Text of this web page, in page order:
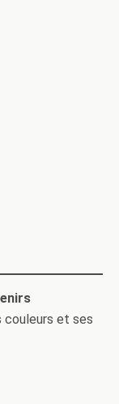
couleurs et ses